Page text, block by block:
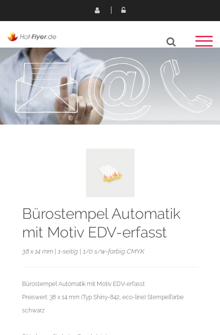
Bürostempel Automatik
mit Motiv EDV-erfasst
38 x 14 mm | 1-seitig | 1/0 s/w-farbig CMYK
Bürostempel Automatik mit Motiv EDV-erfasst
Preiswert: 38 x 14 mm (Typ Shiny-842, eco-line) Stempelfarbe
schwarz